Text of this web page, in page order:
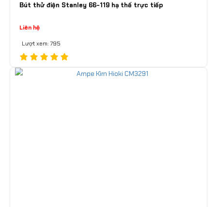
Bút thử điện Stanley 66-119 hạ thế trực tiếp
Liên hệ
Lượt xem: 795